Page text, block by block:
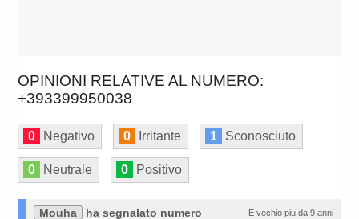
OPINIONI RELATIVE AL NUMERO:
+393399950038
0 Negativo 0 Irritante 1 Sconosciuto
0 Neutrale 0 Positivo
E vechio piu da 9 anni
Mouha
ha segnalato numero